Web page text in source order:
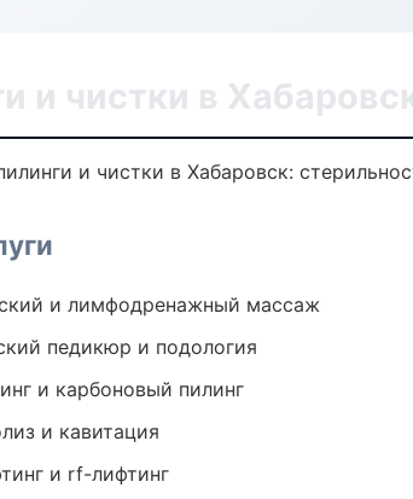
и чистки в
и чистки в Хабаровск:
и лимфодренажный массаж
педикюр и подология
и карбоновый пилинг
и кавитация
и rf-лифтинг